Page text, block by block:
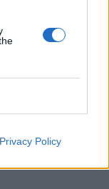
Privacy Policy
αναμένεται
στις
και
πάντως